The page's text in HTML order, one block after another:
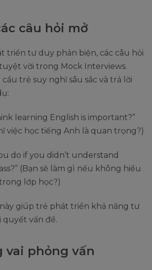
câu hỏi mở
triển tư duy phản biện, các câu hỏi
vời trong Mock Interviews.
trẻ suy nghĩ sâu sắc và trả lời
learning English is important?”
việc học tiếng Anh là quan trọng?)
do if you didn’t understand
(Bạn sẽ làm gì nếu không hiểu
lớp học?)
giúp trẻ phát triển khả năng tư
quyết vấn đề.
vai phỏng vấn